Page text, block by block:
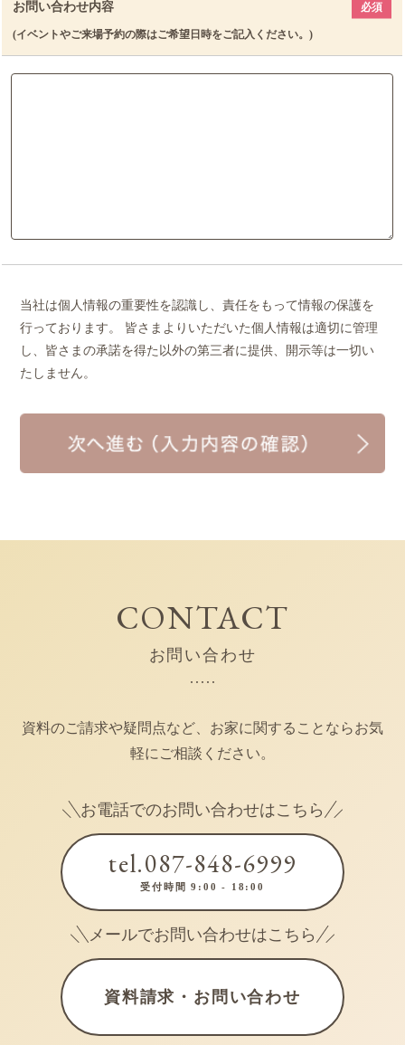
お問い合わせ内容
(イベントやご来場予約の際はご希望日時をご記入ください。)
必須
当社は個人情報の重要性を認識し、責任をもって情報の保護を
行っております。
皆さまよりいただいた個人情報は適切に管理
し、皆さまの承諾を得た以外の第三者に提供、開示等は一切い
たしません。
CONTACT
お問い合わせ
資料のご請求や疑問点など、お家に関することならお気
軽にご相談ください。
お電話でのお問い合わせはこちら
tel.087-848-6999
受付時間 9:00 - 18:00
メールでお問い合わせはこちら
資料請求・お問い合わせ